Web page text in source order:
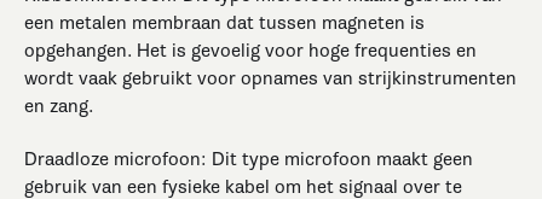
een metalen membraan dat tussen magneten is
opgehangen. Het is gevoelig voor hoge frequenties en
wordt vaak gebruikt voor opnames van strijkinstrumenten
en zang.
Draadloze microfoon: Dit type microfoon maakt geen
gebruik van een fysieke kabel om het signaal over te